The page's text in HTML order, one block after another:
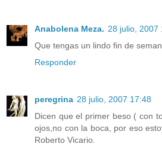
Anabolena Meza. 28 julio, 2007
Que tengas un lindo fin de
Responder
peregrina 28 julio, 2007 17:48
Dicen que el primer beso ( con
ojos,no con la boca, por eso
Roberto Vicario.